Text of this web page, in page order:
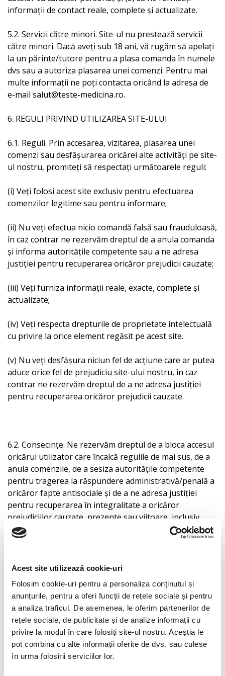
Acest site utilizează cookie-uri
Folosim cookie-uri pentru a personaliza conținutul și
anunțurile, pentru a oferi funcții de rețele sociale și pentru
a analiza traficul. De asemenea, le oferim partenerilor de
rețele sociale, de publicitate și de analize informații cu
privire la modul în care folosiți site-ul nostru. Aceștia le
pot combina cu alte informații oferite de dvs. sau culese
în urma folosirii serviciilor lor.
informații de contact reale, complete și actualizate.
5.2. Servicii către minori. Site-ul nu prestează servicii
către minori. Dacă aveți sub 18 ani, vă rugăm să apelați
la un părinte/tutore pentru a plasa comanda în numele
dvs sau a autoriza plasarea unei comenzi. Pentru mai
multe informații ne poți contacta oricând la adresa de
e-mail salut@teste-medicina.ro.
6. REGULI PRIVIND UTILIZAREA SITE-ULUI
6.1. Reguli. Prin accesarea, vizitarea, plasarea unei
comenzi sau desfășurarea oricărei alte activități pe site-
ul nostru, promiteți să respectați următoarele reguli:
(i) Veți folosi acest site exclusiv pentru efectuarea
comenzilor legitime sau pentru informare;
(ii) Nu veți efectua nicio comandă falsă sau frauduloasă,
în caz contrar ne rezervăm dreptul de a anula comanda
și informa autoritățile competente sau a ne adresa
justiției pentru recuperarea oricăror prejudicii cauzate;
(iii) Veți furniza informații reale, exacte, complete și
actualizate;
(iv) Veți respecta drepturile de proprietate intelectuală
cu privire la orice element regăsit pe acest site.
(v) Nu veți desfășura niciun fel de acțiune care ar putea
aduce orice fel de prejudiciu site-ului nostru, în caz
contrar ne rezervăm dreptul de a ne adresa justiției
pentru recuperarea oricăror prejudicii cauzate.
6.2. Consecințe. Ne rezervăm dreptul de a bloca accesul
oricărui utilizator care încalcă regulile de mai sus, de a
anula comenzile, de a sesiza autoritățile competente
pentru tragerea la răspundere administrativă/penală a
oricăror fapte antisociale și de a ne adresa justiției
pentru recuperarea în integralitate a oricăror
prejudiciilor cauzate, prezente sau viitoare, inclusiv
beneficiile nerealizate și cheltuielile de judecată
(inclusive onorariile avocaților).
7. ÎNCHEIEREA CONTRACTULUI
7.1. Data încheierii contractului. Contractul dintre dvs. și
noi se încheie în momentul în care comanda dvs. va fi
acceptată în mod expres de noi și veți primi, în acest
sens, un e-mail în care vom confirma comanda.
7.2. Protecție. În măsura în care nu vom accepta
comanda, dar dvs. v-au fost retrase sume de bani, vom